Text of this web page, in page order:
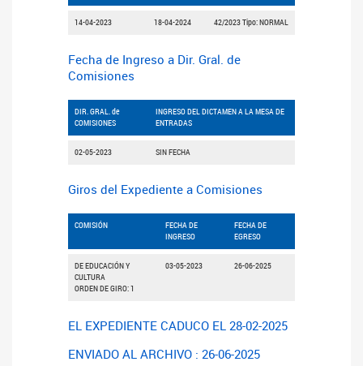
14-04-2023 18-04-2024 42/2023 Tipo: NORMAL
Fecha de Ingreso a Dir. Gral. de
Comisiones
DIR. GRAL. de
COMISIONES
INGRESO DEL DICTAMEN A LA MESA DE
ENTRADAS
02-05-2023 SIN FECHA
Giros del Expediente a Comisiones
COMISIÓN
FECHA DE
INGRESO
FECHA DE
EGRESO
DE EDUCACIÓN Y
CULTURA
ORDEN DE GIRO: 1
03-05-2023 26-06-2025
EL EXPEDIENTE CADUCO EL 28-02-2025
ENVIADO AL ARCHIVO : 26-06-2025